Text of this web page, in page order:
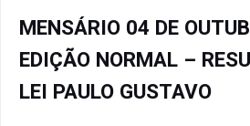
MENSÁRIO 04 DE
EDIÇÃO NORMAL –
LEI PAULO GUSTAVO